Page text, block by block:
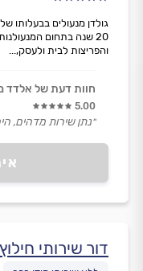
גולדן מנעולים בבעלותו
20 שנה בתחום
והפריצות לבית ולעסק,...
חוות דעת של אלדד
5.00
״נתן שירות מדהים,
דור שירותי